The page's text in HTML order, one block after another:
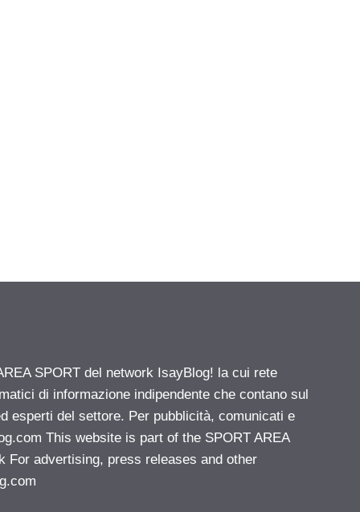
SPORT del network IsayBlog! la cui rete
di informazione indipendente che contano sul
esperti del settore. Per pubblicità, comunicati e
This website is part of the SPORT AREA
For advertising, press releases and other